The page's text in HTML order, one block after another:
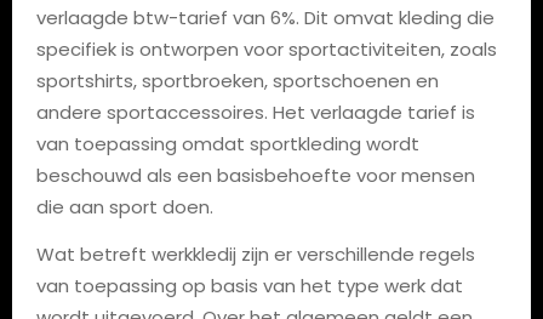
verlaagde btw-tarief van 6%. Dit omvat kleding die
specifiek is ontworpen voor sportactiviteiten, zoals
sportshirts, sportbroeken, sportschoenen en
andere sportaccessoires. Het verlaagde tarief is
van toepassing omdat sportkleding wordt
beschouwd als een basisbehoefte voor mensen
die aan sport doen.
Wat betreft werkkledij zijn er verschillende regels
van toepassing op basis van het type werk dat